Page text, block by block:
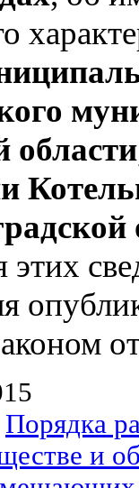
области
этих
Порядка
и